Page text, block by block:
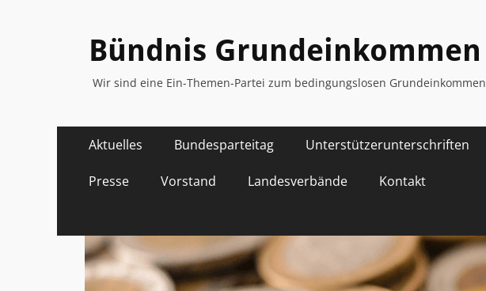
Bündnis Grundeinkommen
Wir sind eine Ein-Themen-Partei zum bedingungslosen Grundeinkommen
Primäres
Zum
Inhalt
springen
Aktuelles Bundesparteitag Unterstützerunterschriften
Presse Vorstand Landesverbände Kontakt